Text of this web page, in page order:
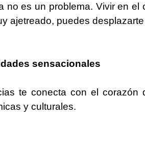
no es un problema. Vivir en
ajetreado, puedes
sensacionales
te conecta con el corazón
y culturales.